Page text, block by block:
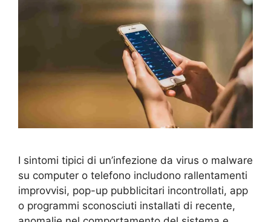
I sintomi tipici di un’infezione da virus o malware
su computer o telefono includono rallentamenti
improvvisi, pop-up pubblicitari incontrollati, app
o programmi sconosciuti installati di recente,